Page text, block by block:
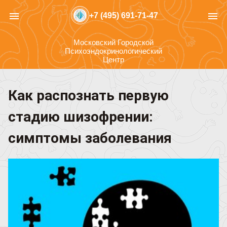
menu +7 (495) 691-71-47 menu
Московский Городской
Психоэндокринологический
Центр
Как распознать первую
стадию шизофрении:
симптомы заболевания